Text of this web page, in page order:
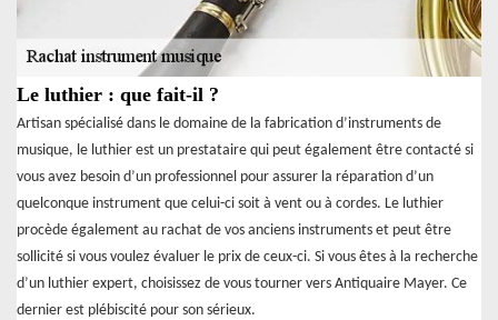
Le luthier : que fait-il ?
Artisan spécialisé dans le domaine de la fabrication d’instruments de
musique, le luthier est un prestataire qui peut également être contacté si
vous avez besoin d’un professionnel pour assurer la réparation d’un
quelconque instrument que celui-ci soit à vent ou à cordes. Le luthier
procède également au rachat de vos anciens instruments et peut être
sollicité si vous voulez évaluer le prix de ceux-ci. Si vous êtes à la recherche
d’un luthier expert, choisissez de vous tourner vers Antiquaire Mayer. Ce
dernier est plébiscité pour son sérieux.